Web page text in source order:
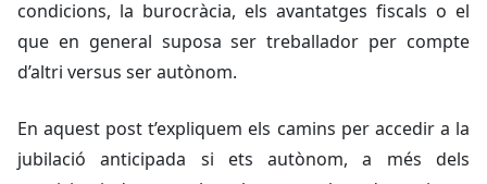
condicions, la burocràcia, els avantatges fiscals o el
que en general suposa ser treballador per compte
d’altri versus ser autònom.
En aquest post t’expliquem els camins per accedir a la
jubilació anticipada si ets autònom, a més dels